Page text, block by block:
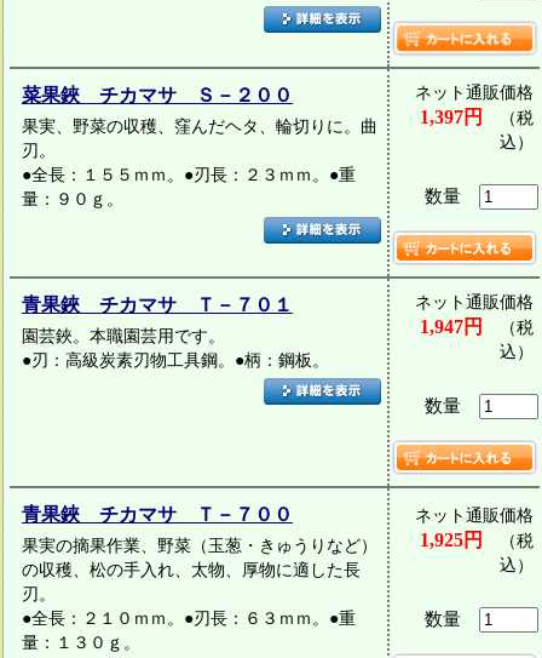
菜果鋏 チカマサ Ｓ－２００
果実、野菜の収穫、窪んだヘタ、輪切りに。曲
刃。
●全長：１５５ｍｍ。●刃長：２３ｍｍ。●重
量：９０ｇ。
ネット通販価格
1,397円
（税
込）
数量
青果鋏 チカマサ Ｔ－７０１
園芸鋏。本職園芸用です。
●刃：高級炭素刃物工具鋼。●柄：鋼板。
ネット通販価格
1,947円
（税
込）
数量
青果鋏 チカマサ Ｔ－７００
果実の摘果作業、野菜（玉葱・きゅうりなど）
の収穫、松の手入れ、太物、厚物に適した長
刃。
●全長：２１０ｍｍ。●刃長：６３ｍｍ。●重
量：１３０ｇ。
ネット通販価格
1,925円
（税
込）
数量